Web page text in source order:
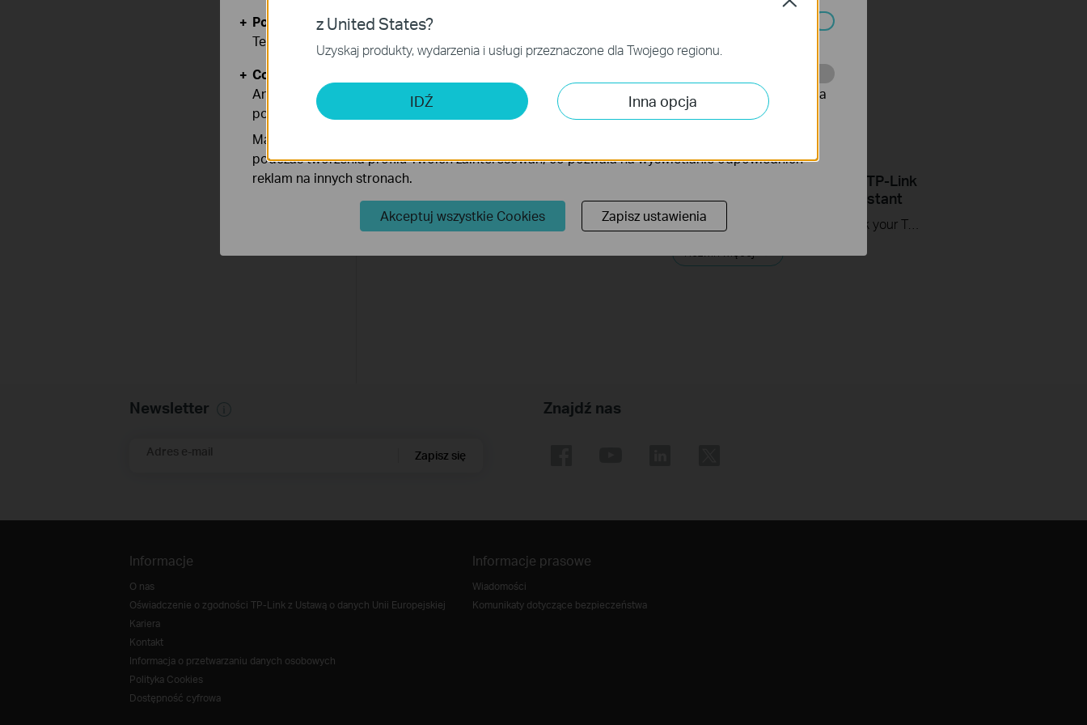
How to Reset Your Tapo Smart Wi-Fi
Light Strip
Quick Tips: How to Link your TP-Link
Tapo Account to Google Assistant
This video will show you how to link your TP-Link Tapo account to Google Assistant
Newsletter
Adres e-mail Zapisz się
Znajdź nas
Informacje
O nas
Oświadczenie o zgodności TP-Link z Ustawą o danych Unii Europejskiej
Kariera
Kontakt
Informacja o przetwarzaniu danych osobowych
Polityka Cookies
Dostępność cyfrowa
Informacje prasowe
Wiadomości
Komunikaty dotyczące bezpieczeństwa
z United States?
Uzyskaj produkty, wydarzenia i usługi przeznaczone dla Twojego regionu.
IDŹ Inna opcja
Podstawowe Cookies
Te pliki cookies niezbędne są do poprawnego działania witryny i nie moga zostać wyłączone.
Cookies dotyczące analizy i marketingu
Analiza - Te pliki Cookies są wykorzystywane w celu analizy ruchu na naszej stronie, co umożliwia
poprawę i dostosowanie wyświetlanych treści.
Marketing - Te pliki Cookies mogą być wykorzystywane przez naszych partnerów reklamowych
podczas tworzenia profilu Twoich zainteresowań, co pozwala na wyświetlanie odpowiednich
reklam na innych stronach.
Akceptuj wszystkie Cookies Zapisz ustawienia